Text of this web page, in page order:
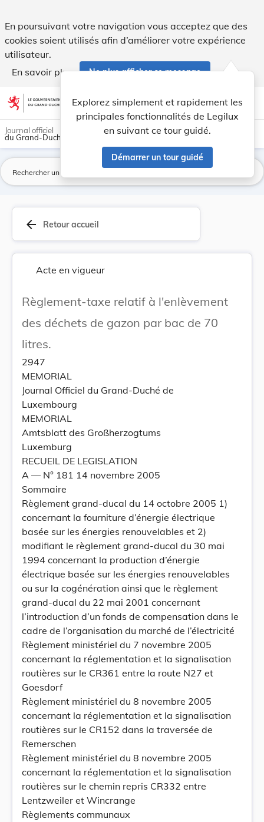
En poursuivant votre navigation vous acceptez que des
cookies soient utilisés afin d’améliorer votre expérience
utilisateur.
En savoir plus
Ne plus afficher ce message
Aller au contenu account_circle help Aide
Explorez simplement et rapidement les
principales fonctionnalités de Legilux
en suivant ce tour guidé.
Démarrer un tour guidé
light_mode dark_mode
Journal officiel
du Grand-Duché de Luxembourg
arrow_back Retour accueil
Acte en vigueur
Règlement-taxe relatif à l'enlèvement
des déchets de gazon par bac de 70
litres.
2947
MEMORIAL
Journal Officiel du Grand-Duché de
Luxembourg
MEMORIAL
Amtsblatt des Großherzogtums
Luxemburg
RECUEIL DE LEGISLATION
A –– N° 181 14 novembre 2005
Sommaire
Règlement grand-ducal du 14 octobre 2005 1)
concernant la fourniture d’énergie électrique
basée sur les énergies renouvelables et 2)
modifiant le règlement grand-ducal du 30 mai
1994 concernant la production d’énergie
électrique basée sur les énergies renouvelables
ou sur la cogénération ainsi que le règlement
grand-ducal du 22 mai 2001 concernant
l’introduction d’un fonds de compensation dans le
cadre de l’organisation du marché de l’électricité
Règlement ministériel du 7 novembre 2005
concernant la réglementation et la signalisation
routières sur le CR361 entre la route N27 et
Goesdorf
Règlement ministériel du 8 novembre 2005
concernant la réglementation et la signalisation
routières sur le CR152 dans la traversée de
Remerschen
Règlement ministériel du 8 novembre 2005
concernant la réglementation et la signalisation
routières sur le chemin repris CR332 entre
Lentzweiler et Wincrange
Règlements communaux